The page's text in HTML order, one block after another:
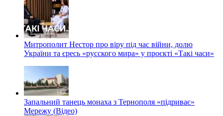
Митрополит Нестор про віру під час війни, долю
України та єресь «русского мира» у проєкті «Такі часи»
Запальний танець монаха з Тернополя «підриває»
Мережу (Відео)